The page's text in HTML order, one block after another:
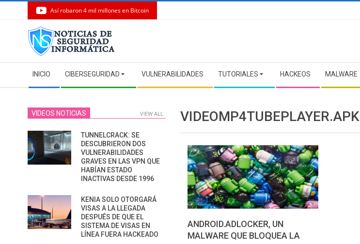
Así robaron 4 mil millones en Bitcoin
Navigation
Menu
INICIO CIBERSEGURIDAD VULNERABILIDADES TUTORIALES HACKEOS MALWARE
VIDEOMP4TUBEPLAYER.APK
ANDROID.ADLOCKER, UN
MALWARE QUE BLOQUEA LA
VIDEOS NOTICIAS VIEW ALL
TUNNELCRACK: SE
DESCUBRIERON DOS
VULNERABILIDADES
GRAVES EN LAS VPN QUE
HABÍAN ESTADO
INACTIVAS DESDE 1996
KENIA SOLO OTORGARÁ
VISAS A LA LLEGADA
DESPUÉS DE QUE EL
SISTEMA DE VISAS EN
LÍNEA FUERA HACKEADO